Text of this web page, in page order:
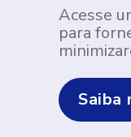
Acesse
para
Saiba